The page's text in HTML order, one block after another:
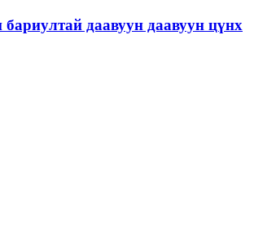
даавуун даавуун цүнх